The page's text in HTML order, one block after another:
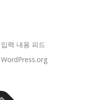
입력 내용 피드
WordPress.org